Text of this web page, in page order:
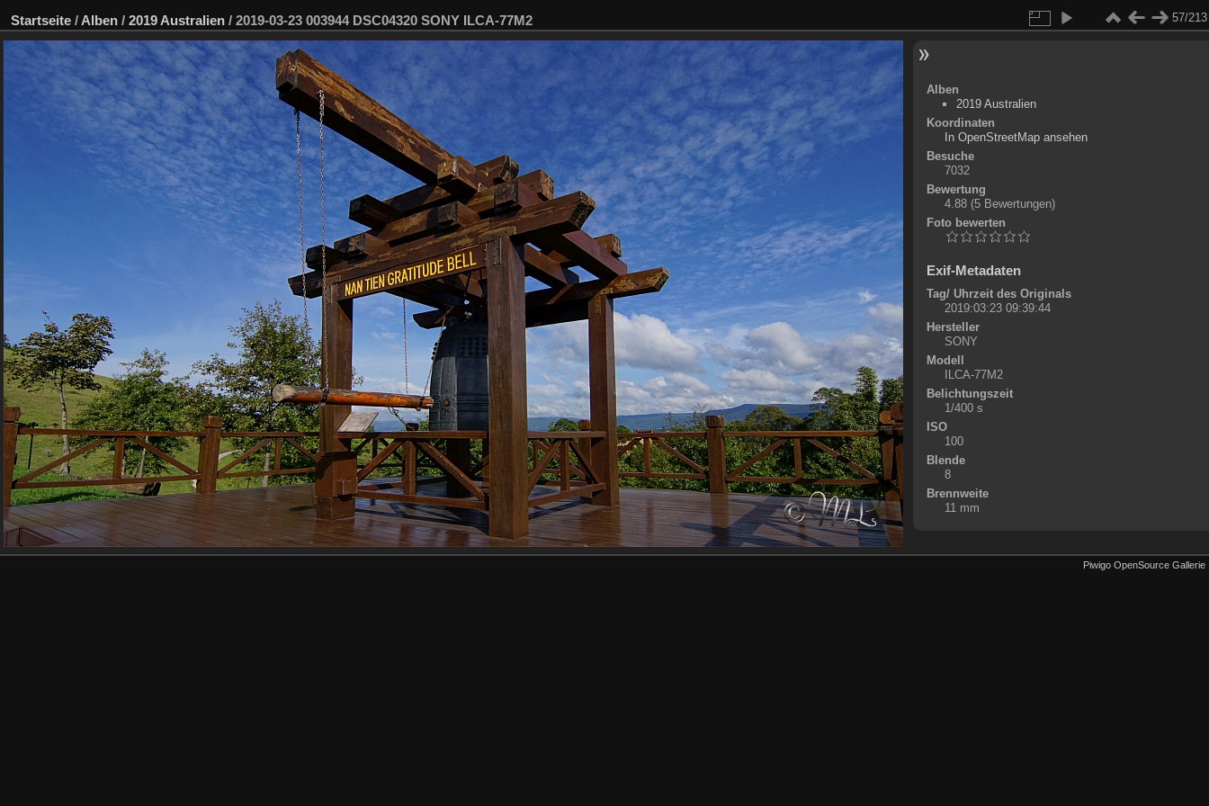
Startseite / Alben / 2019 Australien / 2019-03-23 003944 DSC04320 SONY ILCA-77M2 57/213
Alben
2019 Australien
Koordinaten
+
-
In OpenStreetMap ansehen
Besuche
7032
Bewertung
4.88 (5 Bewertungen)
Foto bewerten
Exif-Metadaten
Tag/ Uhrzeit des Originals
2019:03:23 09:39:44
Hersteller
SONY
Modell
ILCA-77M2
Belichtungszeit
1/400 s
ISO
100
Blende
8
Brennweite
11 mm
Piwigo OpenSource Gallerie